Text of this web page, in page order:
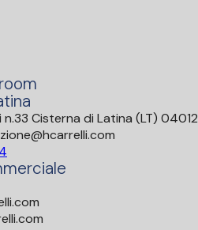
n.33 Cisterna di Latina (LT) 04012